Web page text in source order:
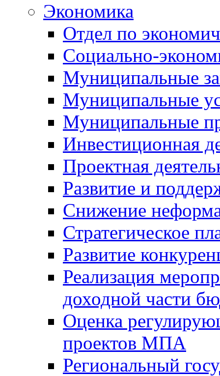
Экономика
Отдел по
Социально-
Муниципальные
Муниципальные
Муниципальные
Инвестиционная
Проектная
Развитие и
Снижение
Стратегическое
Развитие
Реализация
доходной части
Оценка
проектов МПА
Региональный